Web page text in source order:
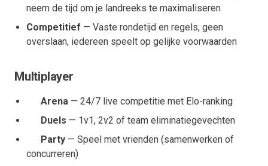
neem de tijd om je landreeks te maximaliseren
Competitief — Vaste rondetijd en regels, geen
overslaan, iedereen speelt op gelijke voorwaarden
Multiplayer
Arena — 24/7 live competitie met Elo-ranking
Duels — 1v1, 2v2 of team eliminatiegevechten
Party — Speel met vrienden (samenwerken of
concurreren)